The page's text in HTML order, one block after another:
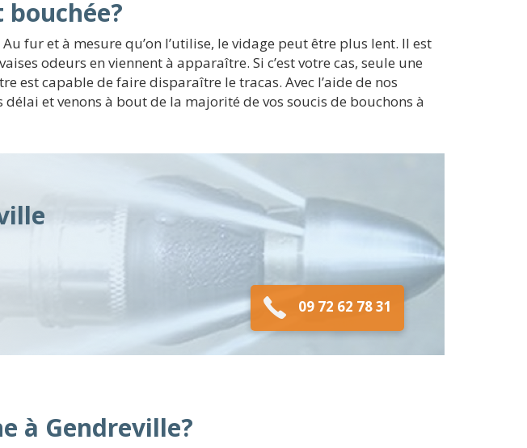
fur et à mesure qu’on l’utilise, le vidage peut être plus lent. Il est
odeurs en viennent à apparaître. Si c’est votre cas, seule une
est capable de faire disparaître le tracas. Avec l’aide de nos
et venons à bout de la majorité de vos soucis de bouchons à
09 72 62 78 31
à Gendreville?